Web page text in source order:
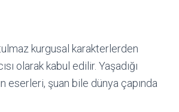
kurgusal karakterlerden
olarak kabul edilir. Yaşadığı
eserleri, şuan bile dünya çapında